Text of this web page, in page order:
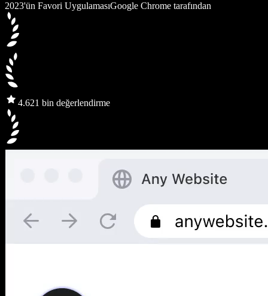
2023'ün Favori UygulamasıGoogle Chrome tarafından
4.621 bin değerlendirme